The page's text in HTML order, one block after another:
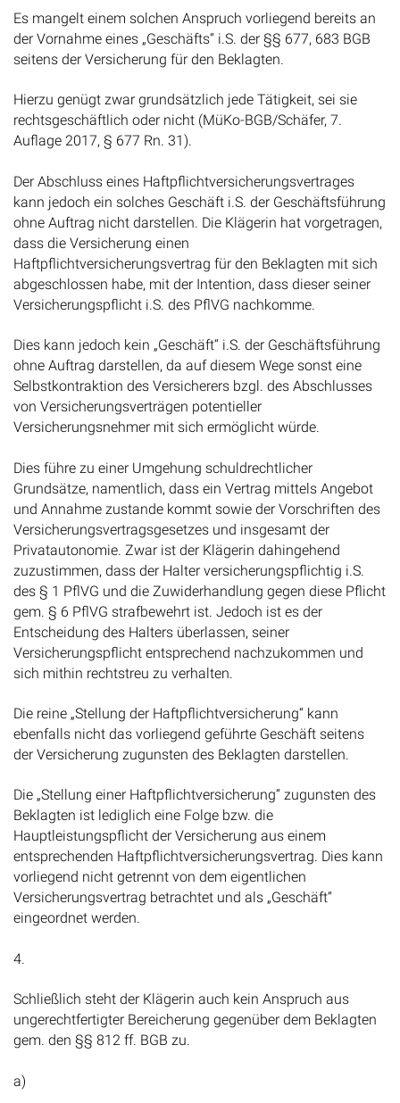
Es mangelt einem solchen Anspruch vorliegend bereits an
der Vornahme eines „Geschäfts“ i.S. der §§ 677, 683 BGB
seitens der Versicherung für den Beklagten.
Hierzu genügt zwar grundsätzlich jede Tätigkeit, sei sie
rechtsgeschäftlich oder nicht (MüKo-BGB/Schäfer, 7.
Auflage 2017, § 677 Rn. 31).
Der Abschluss eines Haftpflichtversicherungsvertrages
kann jedoch ein solches Geschäft i.S. der Geschäftsführung
ohne Auftrag nicht darstellen. Die Klägerin hat vorgetragen,
dass die Versicherung einen
Haftpflichtversicherungsvertrag für den Beklagten mit sich
abgeschlossen habe, mit der Intention, dass dieser seiner
Versicherungspflicht i.S. des PflVG nachkomme.
Dies kann jedoch kein „Geschäft“ i.S. der Geschäftsführung
ohne Auftrag darstellen, da auf diesem Wege sonst eine
Selbstkontraktion des Versicherers bzgl. des Abschlusses
von Versicherungsverträgen potentieller
Versicherungsnehmer mit sich ermöglicht würde.
Dies führe zu einer Umgehung schuldrechtlicher
Grundsätze, namentlich, dass ein Vertrag mittels Angebot
und Annahme zustande kommt sowie der Vorschriften des
Versicherungsvertragsgesetzes und insgesamt der
Privatautonomie. Zwar ist der Klägerin dahingehend
zuzustimmen, dass der Halter versicherungspflichtig i.S.
des § 1 PflVG und die Zuwiderhandlung gegen diese Pflicht
gem. § 6 PflVG strafbewehrt ist. Jedoch ist es der
Entscheidung des Halters überlassen, seiner
Versicherungspflicht entsprechend nachzukommen und
sich mithin rechtstreu zu verhalten.
Die reine „Stellung der Haftpflichtversicherung“ kann
ebenfalls nicht das vorliegend geführte Geschäft seitens
der Versicherung zugunsten des Beklagten darstellen.
Die „Stellung einer Haftpflichtversicherung“ zugunsten des
Beklagten ist lediglich eine Folge bzw. die
Hauptleistungspflicht der Versicherung aus einem
entsprechenden Haftpflichtversicherungsvertrag. Dies kann
vorliegend nicht getrennt von dem eigentlichen
Versicherungsvertrag betrachtet und als „Geschäft“
eingeordnet werden.
4.
Schließlich steht der Klägerin auch kein Anspruch aus
ungerechtfertigter Bereicherung gegenüber dem Beklagten
gem. den §§ 812 ff. BGB zu.
a)